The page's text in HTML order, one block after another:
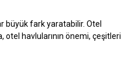
büyük fark yaratabilir. Otel
otel havlularının önemi, çeşitleri